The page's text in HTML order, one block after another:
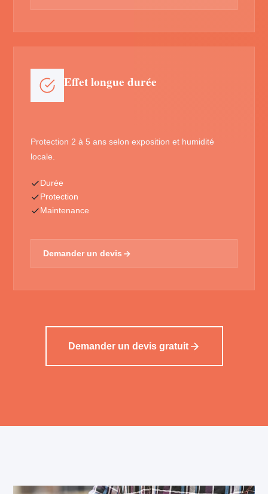
Effet longue durée
Protection 2 à 5 ans selon exposition et humidité
locale.
Durée
Protection
Maintenance
Demander un devis
Demander un devis gratuit